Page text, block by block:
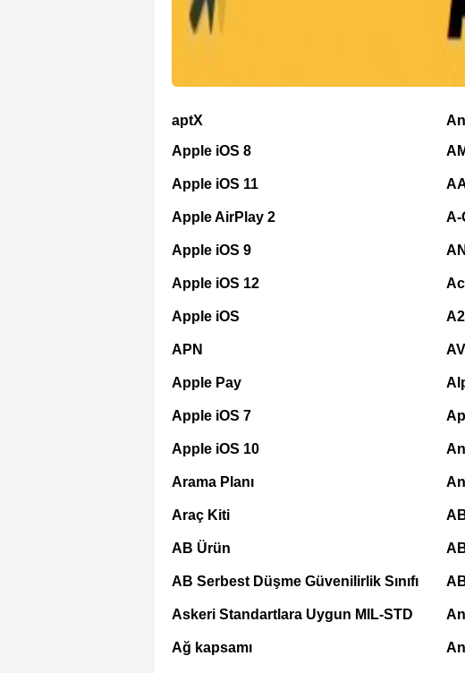
aptX
Apple iOS 8
Apple iOS 11
Apple AirPlay 2
Apple iOS 9
Apple iOS 12
Apple iOS
APN
Apple Pay
Apple iOS 7
Apple iOS 10
Arama Planı
Araç Kiti
AB Ürün
AB Serbest Düşme Güvenilirlik Sınıfı
Askeri Standartlara Uygun MIL-STD
Ağ kapsamı
A-